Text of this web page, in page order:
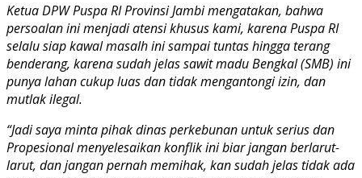
Ketua DPW Puspa RI Provinsi Jambi mengatakan, bahwa
persoalan ini menjadi atensi khusus kami, karena Puspa RI
selalu siap kawal masalh ini sampai tuntas hingga terang
benderang, karena sudah jelas sawit madu Bengkal (SMB) ini
punya lahan cukup luas dan tidak mengantongi izin, dan
mutlak ilegal.
“Jadi saya minta pihak dinas perkebunan untuk serius dan
Propesional menyelesaikan konflik ini biar jangan berlarut-
larut, dan jangan pernah memihak, kan sudah jelas tidak ada